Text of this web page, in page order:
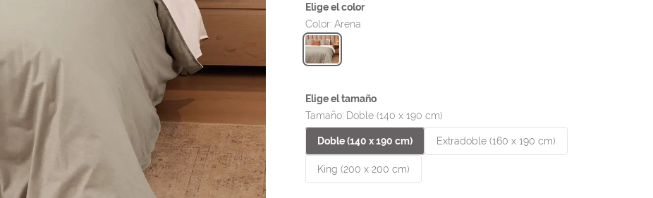
Color: Arena
Tamaño: Doble (140 x 190 cm)
Doble (140 x 190 cm) Extradoble (160 x 190 cm)
King (200 x 200 cm)